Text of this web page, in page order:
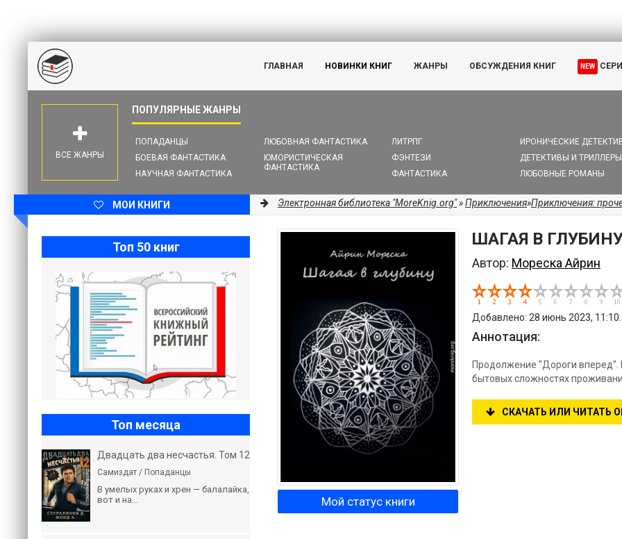
ГЛАВНАЯ НОВИНКИ КНИГ ЖАНРЫ ОБСУЖДЕНИЯ КНИГ NEW
ПОПАДАНЦЫ
БОЕВАЯ ФАНТАСТИКА
НАУЧНАЯ ФАНТАСТИКА
ЛЮБОВНАЯ ФАНТАСТИКА
ЮМОРИСТИЧЕСКАЯ
ФАНТАСТИКА
ЛИТРПГ
ФЭНТЕЗИ
ФАНТАСТИКА
ИРОНИЧЕСКИЕ
ДЕТЕКТИВЫ И ТРИЛЛЕРЫ
ЛЮБОВНЫЕ РОМАНЫ
ВСЕ ЖАНРЫ
МОИ КНИГИ Электронная библиотека "MoreKnig.org"»Приключения»Приключения:
ШАГАЯ В
Автор: Мореска Айрин
Добавлено: 28 июнь 2023,
Аннотация:
Продолжение "Дороги вперед".
бытовых сложностях
СКАЧАТЬ ИЛИ ЧИТАТЬ
Мой статус книги
Топ 50 книг
Топ месяца
Двадцать два несчастья. Том 12
Самиздат / Попаданцы
В умелых руках и хрен — балалайка,
вот и на...